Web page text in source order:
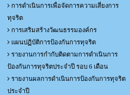
การดำเนินการเพื่อจัดการความเสี่ยงการ
ทุจริต
การเสริมสร้างวัฒนธรรมองค์กร
แผนปฏิบัติการป้องกันการทุจริต
รายงานการกำกับติดตามการดำเนินการ
ป้องกันการทุจริตประจำปี รอบ 6 เดือน
รายงานผลการดำเนินการป้องกันการทุจริต
ประจำปี